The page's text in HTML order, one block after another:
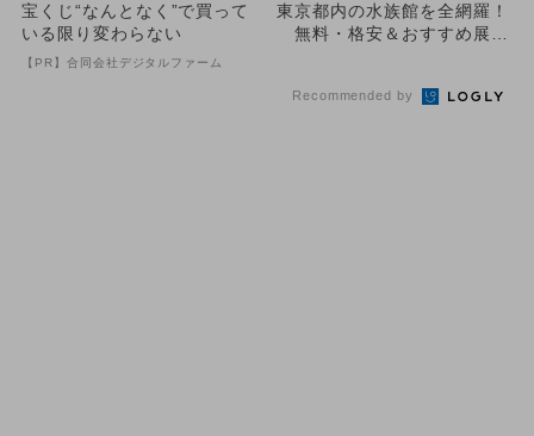
宝くじ“なんとなく”で買って
いる限り変わらない
【PR】合同会社デジタルファーム
東京都内の水族館を全網羅！
無料・格安＆おすすめ展示
Recommended by